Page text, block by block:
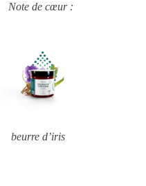
Note de cœur :
beurre d’iris